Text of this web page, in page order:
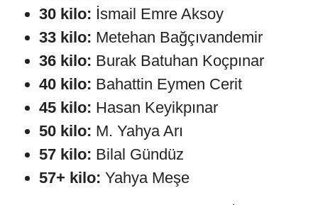
30 kilo: İsmail Emre Aksoy
33 kilo: Metehan Bağçıvandemir
36 kilo: Burak Batuhan Koçpınar
40 kilo: Bahattin Eymen Cerit
45 kilo: Hasan Keyikpınar
50 kilo: M. Yahya Arı
57 kilo: Bilal Gündüz
57+ kilo: Yahya Meşe